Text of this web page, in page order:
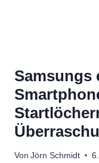
Samsungs
Von Jörn Schmidt